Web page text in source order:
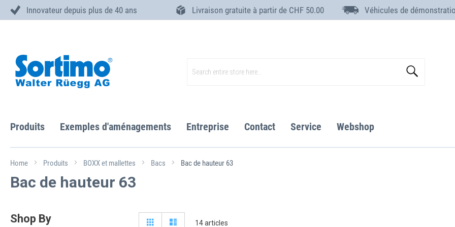
Innovateur depuis plus de 40 ans Livraison gratuite à partir de CHF 50.00 Véhicules de
Content
Produits Exemples d'aménagements Entreprise Contact Service Webshop
Home Produits BOXX et mallettes Bacs Bac de hauteur 63
Bac de hauteur 63
View
14articles
Shop By